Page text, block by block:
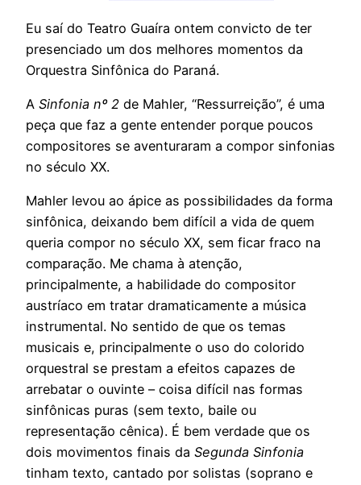
Eu saí do Teatro Guaíra ontem convicto de ter
presenciado um dos melhores momentos da
Orquestra Sinfônica do Paraná.
A Sinfonia nº 2 de Mahler, “Ressurreição”, é uma
peça que faz a gente entender porque poucos
compositores se aventuraram a compor sinfonias
no século XX.
Mahler levou ao ápice as possibilidades da forma
sinfônica, deixando bem difícil a vida de quem
queria compor no século XX, sem ficar fraco na
comparação. Me chama à atenção,
principalmente, a habilidade do compositor
austríaco em tratar dramaticamente a música
instrumental. No sentido de que os temas
musicais e, principalmente o uso do colorido
orquestral se prestam a efeitos capazes de
arrebatar o ouvinte – coisa difícil nas formas
sinfônicas puras (sem texto, baile ou
representação cênica). É bem verdade que os
dois movimentos finais da Segunda Sinfonia
tinham texto, cantado por solistas (soprano e